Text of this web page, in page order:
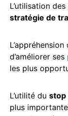
L’utilisation
stratégie de
d’améliorer ses
les plus
L’utilité du stop
plus